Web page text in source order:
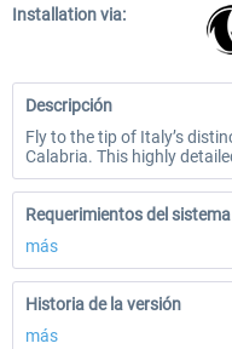
Installation via:
Descripción
Fly to the tip of Italy’s
Calabria. This highly
Requerimientos del sistema
más
Historia de la versión
más